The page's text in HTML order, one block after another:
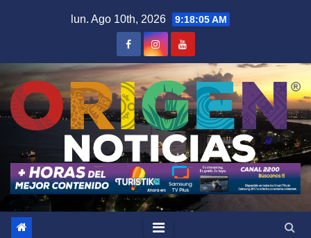
lun. Ago 10th, 2026 9:18:06 AM